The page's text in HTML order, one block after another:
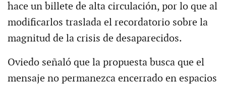
hace un billete de alta circulación, por lo que al
modificarlos traslada el recordatorio sobre la
magnitud de la crisis de desaparecidos.
Oviedo señaló que la propuesta busca que el
mensaje no permanezca encerrado en espacios